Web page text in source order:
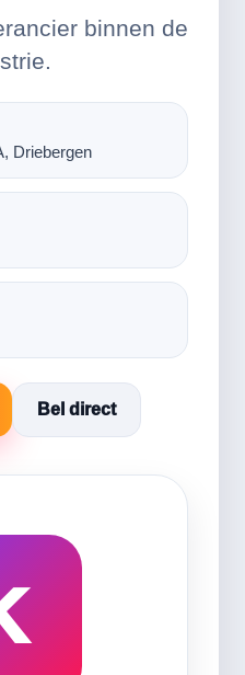
binnen de
Driebergen
Bel direct